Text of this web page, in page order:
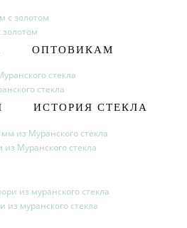
ОПТОВИКАМ
ИСТОРИЯ СТЕКЛА
стекла
Муранского стекла
из муранского стекла